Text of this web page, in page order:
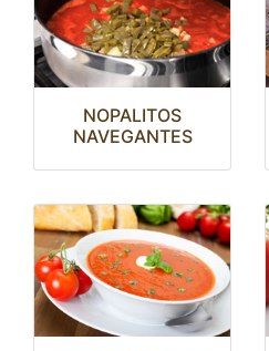
NOPALITOS
NAVEGANTES